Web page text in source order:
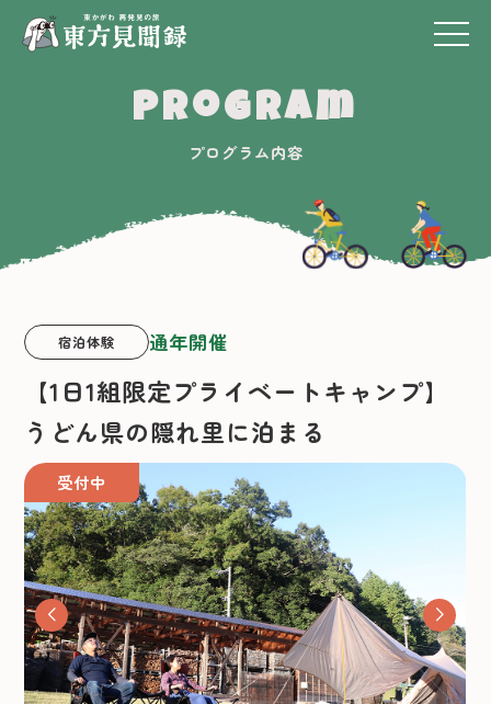
Program
プログラム内容
宿泊体験 通年開催
【1日1組限定プライベートキャンプ】
うどん県の隠れ里に泊まる
受付中